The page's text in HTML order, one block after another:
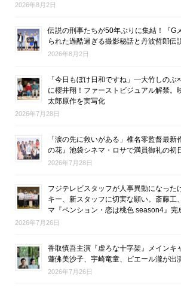
2026年8月2日
伝説の刑事たちが50年ぶりに集結！『G
られた過酷過ぎる撮影秘話と丹波哲郎伝
2026年8月2日
「今日もぼけ日和ですね」―大竹しのぶ
に櫻井翔！ファーストビジュアル解禁。
太郎原作を実写化
2026年7月28日
「涙の先に救いがある」椎名零監督最
の花』池袋シネマ・ロサで満員御礼の初
2026年7月28日
フジテレビスタッフが人事異動になっ
キー、新スタッフに切実な願い。斎藤工
マ『ペンション・恋は桃色 season4』完
2026年7月26日
香取慎吾主演『虚ろな十字架』メインキ
蓮佛美沙子、宇崎竜童、ピエール瀧が出
2026年7月26日